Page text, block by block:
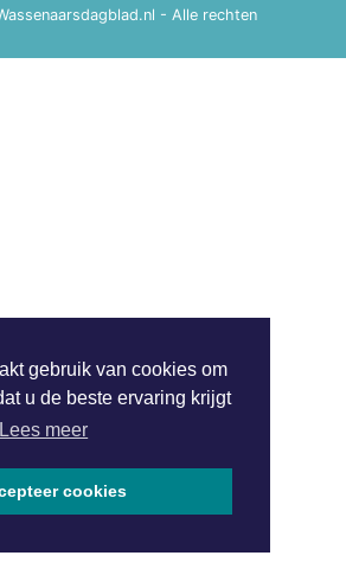
gebruik van cookies om
u de beste ervaring krijgt
Lees meer
cookies
- Alle rechten